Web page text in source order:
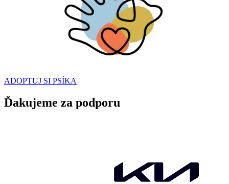
ADOPTUJ SI PSÍKA
Ďakujeme za podporu